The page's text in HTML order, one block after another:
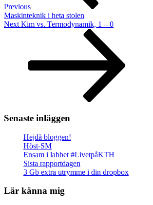
Previous
Maskinteknik i heta stolen
Next
Next Kim vs. Termodynamik, 1 – 0
Senaste inläggen
Hejdå bloggen!
Höst-SM
Ensam i labbet #LivetpåKTH
Sista rapportdagen
3 Gb extra utrymme i din dropbox
Lär känna mig